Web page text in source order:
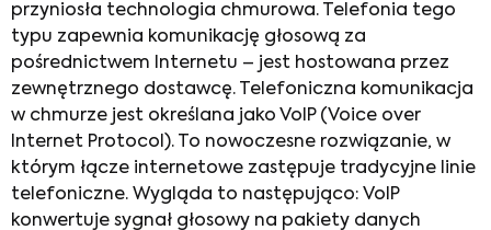
przyniosła technologia chmurowa. Telefonia tego
typu zapewnia komunikację głosową za
pośrednictwem Internetu – jest hostowana przez
zewnętrznego dostawcę. Telefoniczna komunikacja
w chmurze jest określana jako VoIP (Voice over
Internet Protocol). To nowoczesne rozwiązanie, w
którym łącze internetowe zastępuje tradycyjne linie
telefoniczne. Wygląda to następująco: VoIP
konwertuje sygnał głosowy na pakiety danych